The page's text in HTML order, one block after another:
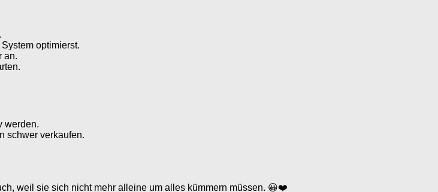
optimierst.
an.
werden.
schwer verkaufen.
weil sie sich nicht mehr alleine um alles kümmern müssen. 😀❤️